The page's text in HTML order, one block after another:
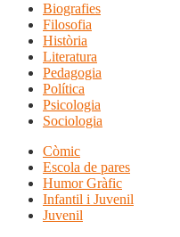
Biografies
Filosofia
Història
Literatura
Pedagogia
Política
Psicologia
Sociologia
Còmic
Escola de pares
Humor Gràfic
Infantil i Juvenil
Juvenil